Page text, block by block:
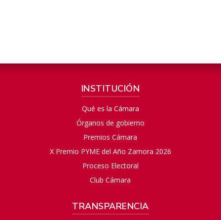
INSTITUCIÓN
Qué es la Cámara
Órganos de gobierno
Premios Cámara
X Premio PYME del Año Zamora 2026
Proceso Electoral
Club Cámara
TRANSPARENCIA